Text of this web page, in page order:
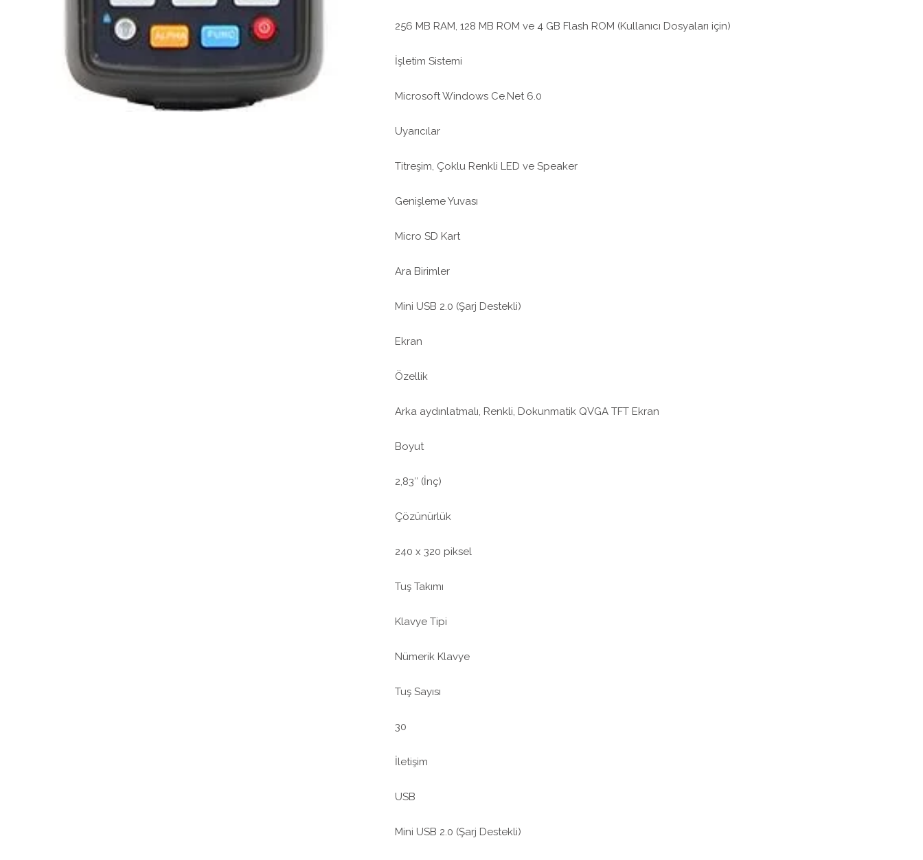
256 MB RAM, 128 MB ROM ve 4 GB Flash ROM (Kullanıcı Dosyaları için)
İşletim Sistemi
Microsoft Windows Ce.Net 6.0
Uyarıcılar
Titreşim, Çoklu Renkli LED ve Speaker
Genişleme Yuvası
Micro SD Kart
Ara Birimler
Mini USB 2.0 (Şarj Destekli)
Ekran
Özellik
Arka aydınlatmalı, Renkli, Dokunmatik QVGA TFT Ekran
Boyut
2,83″ (İnç)
Çözünürlük
240 x 320 piksel
Tuş Takımı
Klavye Tipi
Nümerik Klavye
Tuş Sayısı
30
İletişim
USB
Mini USB 2.0 (Şarj Destekli)